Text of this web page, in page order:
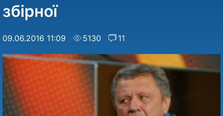
збірної
09.06.2016 11:09 5130 11